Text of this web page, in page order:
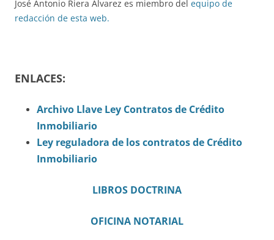
José Antonio Riera Álvarez es miembro del equipo de
redacción de esta web.
ENLACES:
Archivo Llave Ley Contratos de Crédito
Inmobiliario
Ley reguladora de los contratos de Crédito
Inmobiliario
LIBROS DOCTRINA
OFICINA NOTARIAL